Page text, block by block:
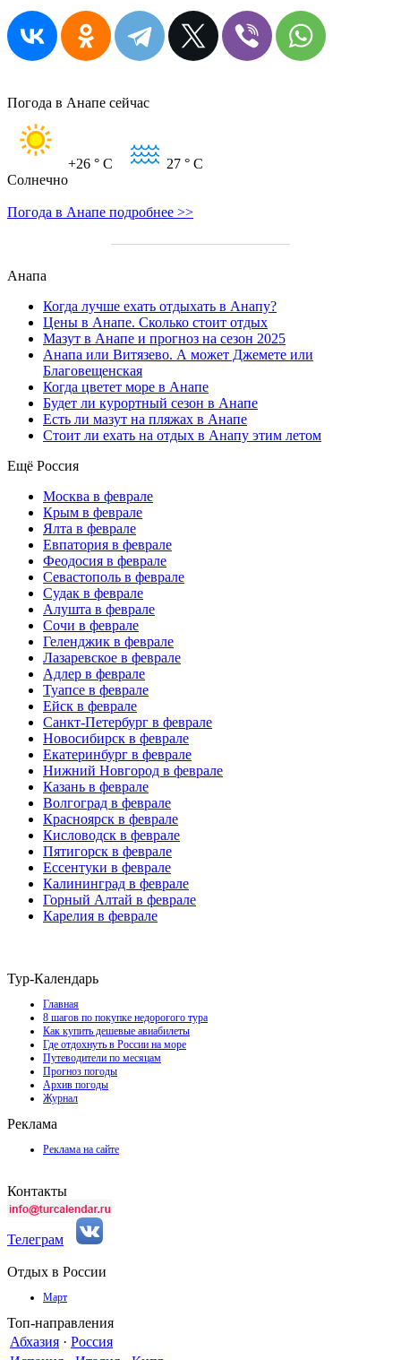
Погода в Анапе сейчас
+26 ° C 27 ° C
Солнечно
Погода в Анапе подробнее >>
Анапа
Когда лучше ехать отдыхать в Анапу?
Цены в Анапе. Сколько стоит отдых
Мазут в Анапе и прогноз на сезон 2025
Анапа или Витязево. А может Джемете или
Благовещенская
Когда цветет море в Анапе
Будет ли курортный сезон в Анапе
Есть ли мазут на пляжах в Анапе
Стоит ли ехать на отдых в Анапу этим летом
Ещё Россия
Москва в феврале
Крым в феврале
Ялта в феврале
Евпатория в феврале
Феодосия в феврале
Севастополь в феврале
Судак в феврале
Алушта в феврале
Сочи в феврале
Геленджик в феврале
Лазаревское в феврале
Адлер в феврале
Туапсе в феврале
Ейск в феврале
Санкт-Петербург в феврале
Новосибирск в феврале
Екатеринбург в феврале
Нижний Новгород в феврале
Казань в феврале
Волгоград в феврале
Красноярск в феврале
Кисловодск в феврале
Пятигорск в феврале
Ессентуки в феврале
Калининград в феврале
Горный Алтай в феврале
Карелия в феврале
Тур-Календарь
Главная
8 шагов по покупке недорогого тура
Как купить дешевые авиабилеты
Где отдохнуть в России на море
Путеводители по месяцам
Прогноз погоды
Архив погоды
Журнал
Реклама
Реклама на сайте
Контакты
Телеграм
Отдых в России
Март
Топ-направления
Абхазия · Россия